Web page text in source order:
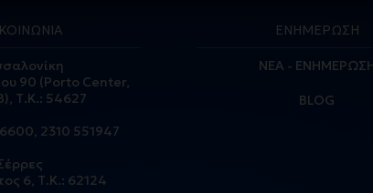
90 (Porto Center,
Τ.Κ.: 54627
, 2310 551947
6, Τ.Κ.: 62124
ΕΝΗΜΕΡΩΣΗ
ΝΕΑ -
BLOG